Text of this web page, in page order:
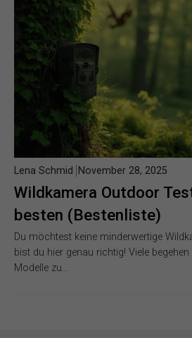
Wildkamera Outdoor
besten (Bestenliste)
Lena Schmid November 28, 2025
Du möchtest keine minderwertige
bist du hier genau richtig! Viele
Modelle zu…